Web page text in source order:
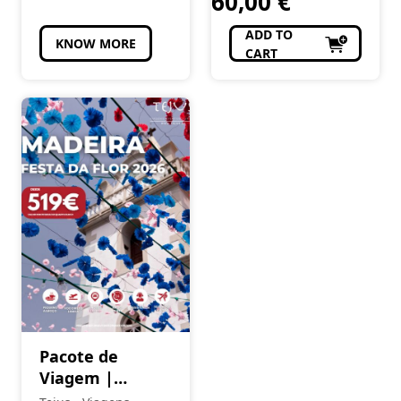
KNOW MORE
ADD TO
CART
Pacote de
Viagem |